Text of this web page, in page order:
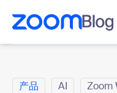
至主要内容
至帮助聊天
产品 AI Zoom